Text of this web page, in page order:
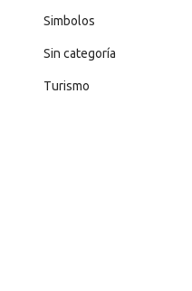
Simbolos
Sin categoría
Turismo